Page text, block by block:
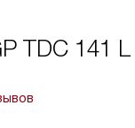
TDC 141 L